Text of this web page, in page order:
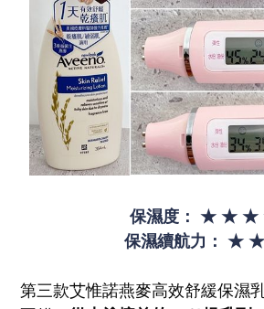
保濕度： ★ ★ ★
保濕續航力： ★ ★
第三款艾惟諾燕麥高效舒緩保濕